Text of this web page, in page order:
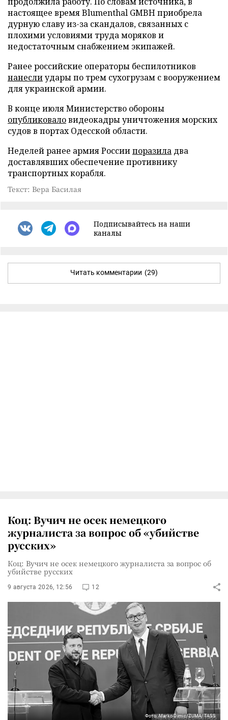
настоящее время Blumenthal GMBH приобрела
дурную славу из-за скандалов, связанных с
плохими условиями труда моряков и
недостаточным снабжением экипажей.
Ранее российские операторы беспилотников
нанеслиудары по трем сухогрузам с вооружением
для украинской армии.
В конце июля Министерство обороны
опубликоваловидеокадры уничтожения морских
судов в портах Одесской области.
Неделей ранее армия Россиипоразила два
доставлявших обеспечение противнику
транспортных корабля.
Текст: Вера Басилая
Подписывайтесь на наши
каналы
Читать комментарии (29)
Коц: Вучич не осек немецкого
журналиста за вопрос об «убийстве
русских»
Коц: Вучич не осек немецкого журналиста за вопрос об
убийстве русских
9 августа 2026, 12:56 12
Фото: Marko Dimic/ZUMA/TASS